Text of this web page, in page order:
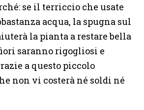
se il terriccio che usate
acqua, la spugna sul
la pianta a restare bella
saranno rigogliosi e
a questo piccolo
non vi costerà né soldi né